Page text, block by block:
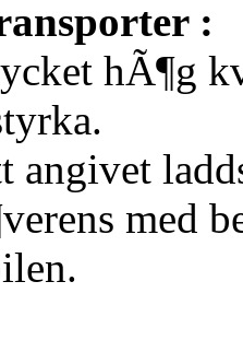
:
hÃ¶g
angivet
med